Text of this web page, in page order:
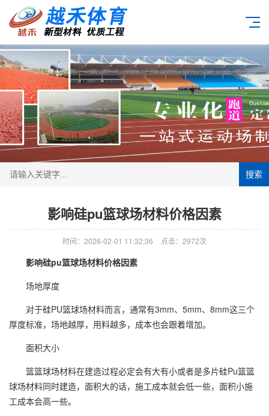
搜索
影响硅pu篮球场材料价格因素
时间：2026-02-01 11:32:36 点击：2972次
影响硅pu篮球场材料价格因素
场地厚度
对于硅PU篮球场材料而言，通常有3mm、5mm、8mm这三个
厚度标准，场地越厚，用料越多，成本也会跟着增加。
面积大小
篮篮球场材料在建造过程必定会有大有小或者是多片硅Pu篮篮
球场材料同时建造，面积大的话，施工成本就会低一些，面积小施
工成本会高一些。